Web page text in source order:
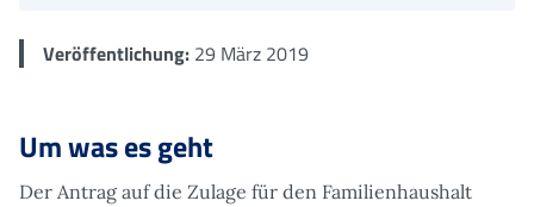
Veröffentlichung: 29 März 2019
Um was es geht
Der Antrag auf die Zulage für den Familienhaushalt